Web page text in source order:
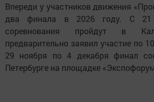
Впереди у участников движения
два финала в 2026 году. С 21
соревнования пройдут в
предварительно заявил участие по
29 ноября по 4 декабря финал
Петербурге на площадке